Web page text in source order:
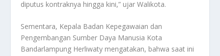
diputus kontraknya hingga kini,” ujar Walikota.
Sementara, Kepala Badan Kepegawaian dan
Pengembangan Sumber Daya Manusia Kota
Bandarlampung Herliwaty mengatakan, bahwa saat ini